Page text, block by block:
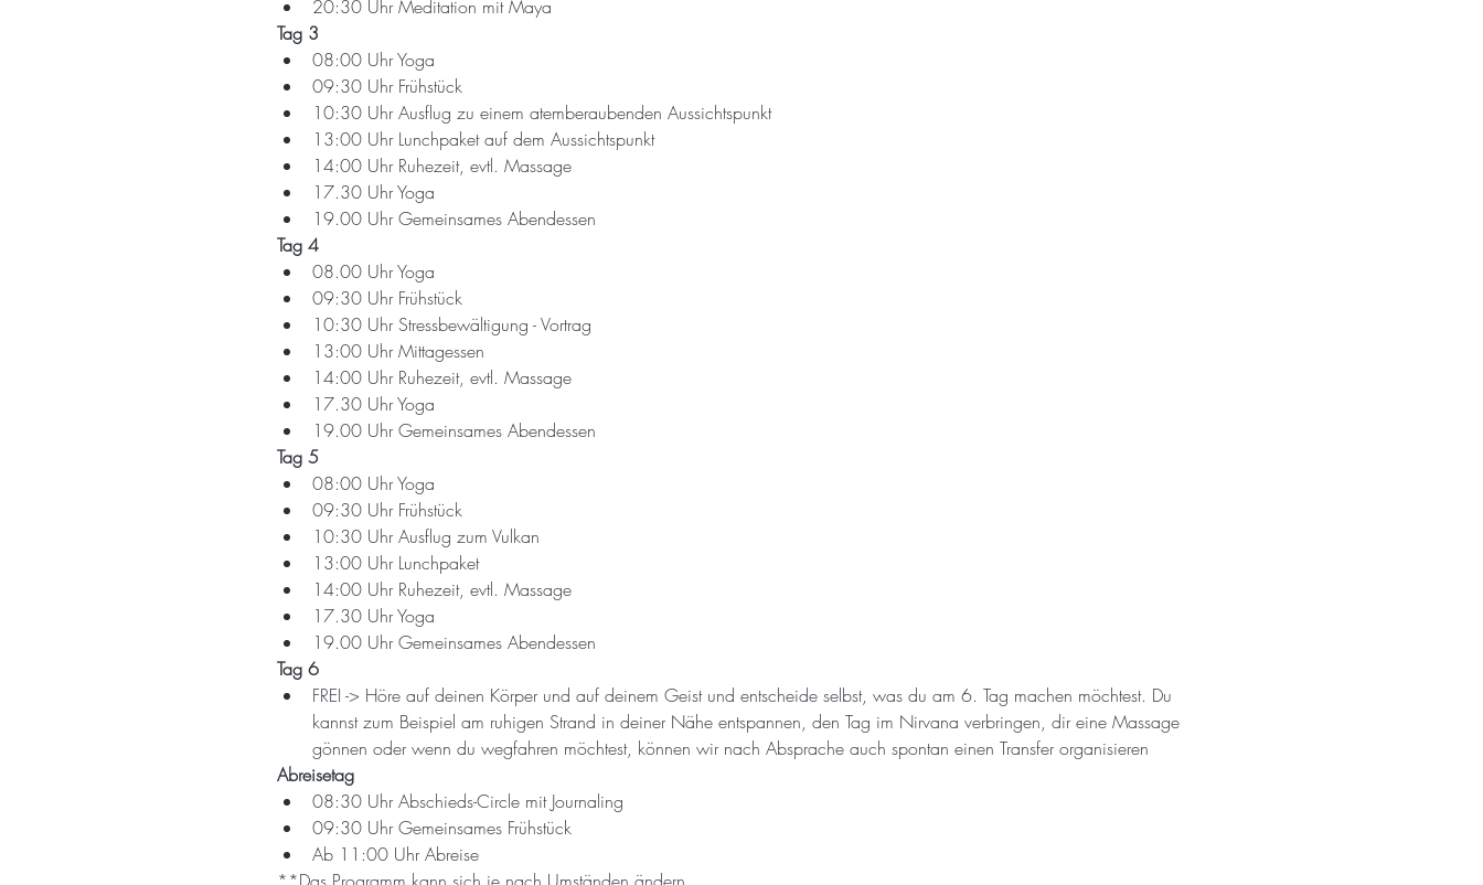
20:30 Uhr Meditation mit Maya
Tag 3
08:00 Uhr Yoga
09:30 Uhr Frühstück
10:30 Uhr Ausflug zu einem atemberaubenden Aussichtspunkt
13:00 Uhr Lunchpaket auf dem Aussichtspunkt
14:00 Uhr Ruhezeit, evtl. Massage
17.30 Uhr Yoga
19.00 Uhr Gemeinsames Abendessen
Tag 4
08.00 Uhr Yoga
09:30 Uhr Frühstück
10:30 Uhr Stressbewältigung - Vortrag
13:00 Uhr Mittagessen
14:00 Uhr Ruhezeit, evtl. Massage
17.30 Uhr Yoga
19.00 Uhr Gemeinsames Abendessen
Tag 5
08:00 Uhr Yoga
09:30 Uhr Frühstück
10:30 Uhr Ausflug zum Vulkan
13:00 Uhr Lunchpaket
14:00 Uhr Ruhezeit, evtl. Massage
17.30 Uhr Yoga
19.00 Uhr Gemeinsames Abendessen
Tag 6
FREI -> Höre auf deinen Körper und auf deinem Geist und entscheide selbst, was du am 6. Tag machen möchtest. Du
kannst zum Beispiel am ruhigen Strand in deiner Nähe entspannen, den Tag im Nirvana verbringen, dir eine Massage
gönnen oder wenn du wegfahren möchtest, können wir nach Absprache auch spontan einen Transfer organisieren
Abreisetag
08:30 Uhr Abschieds-Circle mit Journaling
09:30 Uhr Gemeinsames Frühstück
Ab 11:00 Uhr Abreise